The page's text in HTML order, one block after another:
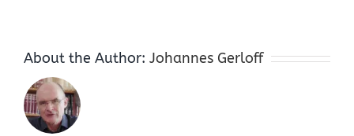
About the Author: Johannes Gerloff